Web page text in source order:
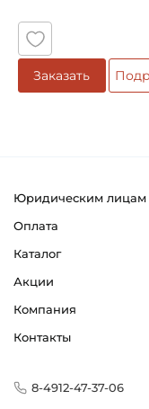
Заказать
Юридическим лицам
Оплата
Каталог
Акции
Компания
Контакты
8-4912-47-37-06